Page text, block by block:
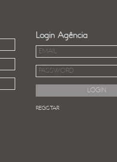
Login Agência
REGISTAR